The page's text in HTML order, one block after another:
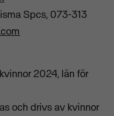
Spcs, 073-313
2024, län för
och drivs av kvinnor